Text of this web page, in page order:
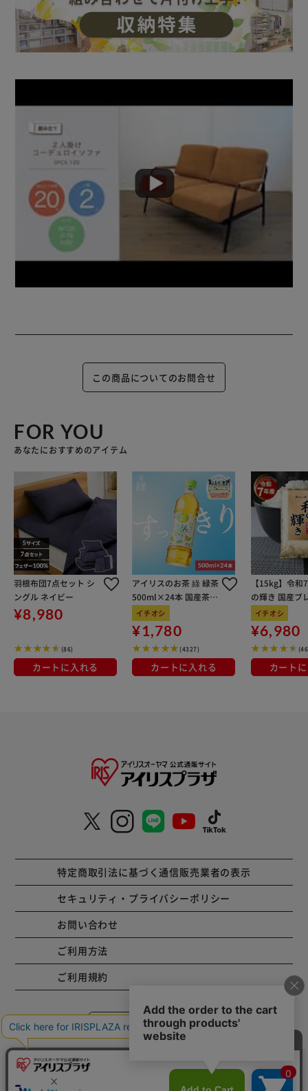
この商品についてのお問合せ
FOR YOU
あなたにおすすめのアイテム
羽根布団7点セット シ
ングル ネイビー
¥8,980
(86)
カートに入れる
アイリスのお茶 綠 緑茶
500ml×24本 国産茶葉
100％使用
イチオシ
¥1,780
(4327)
カートに入れる
【15kg】令和
の輝き 国産ブ
kg×3袋
イチオシ
¥6,980
カート
特定商取引法に基づく通信販売業者の表示
セキュリティ・プライバシーポリシー
お問い合わせ
ご利用方法
ご利用規約
コーポレートサイト
Copyright © 2001 IRISPLAZA. ALL Rights Reserved.